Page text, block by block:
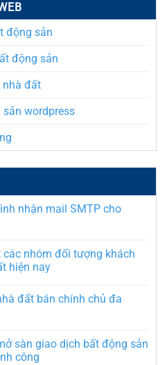
động sản
động sản
nhà đất
wordpress
nhận mail SMTP cho
các nhóm đối tượng khách
hiện nay
đất bán chính chủ đa
sàn giao dịch bất động sản
công